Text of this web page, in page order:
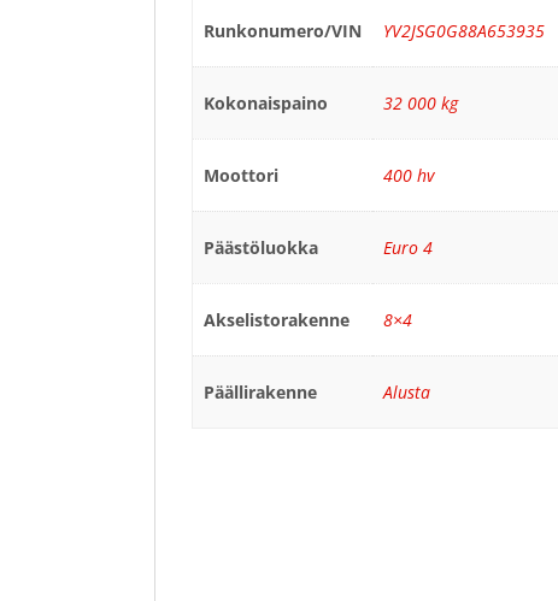
Runkonumero/VIN YV2JSG0G88A653935
Kokonaispaino 32 000 kg
Moottori 400 hv
Päästöluokka Euro 4
Akselistorakenne 8×4
Päällirakenne Alusta